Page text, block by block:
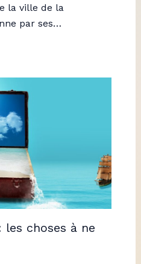
la ville de la
par ses…
les choses à ne